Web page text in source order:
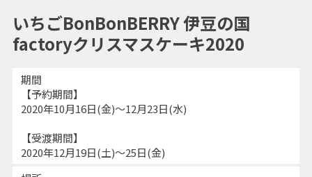
いちごBonBonBERRY 伊豆の国
factoryクリスマスケーキ2020
期間
【予約期間】
2020年10月16日(金)～12月23日(水)
【受渡期間】
2020年12月19日(土)～25日(金)